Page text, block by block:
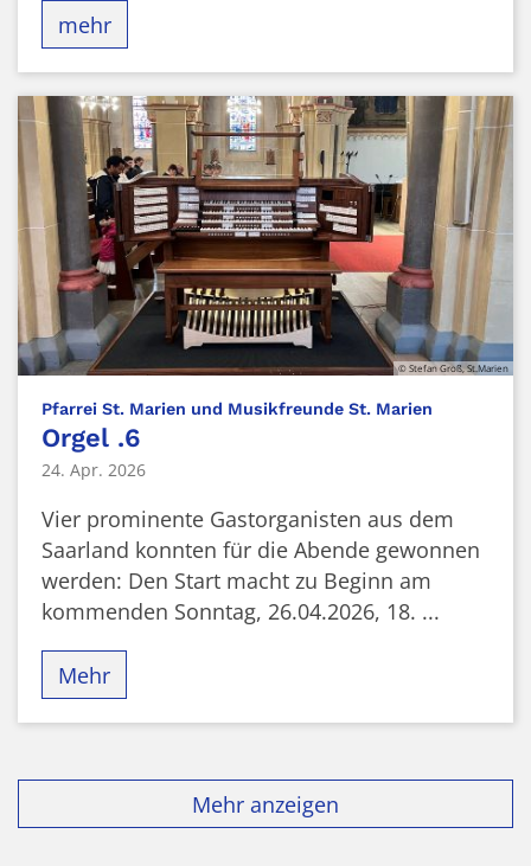
mehr
© Stefan Groß, St.Marien
Pfarrei St. Marien und Musikfreunde St. Marien
Orgel .6
24. Apr. 2026
Vier prominente Gastorganisten aus dem
Saarland konnten für die Abende gewonnen
werden: Den Start macht zu Beginn am
kommenden Sonntag, 26.04.2026, 18. ...
Mehr
Mehr anzeigen